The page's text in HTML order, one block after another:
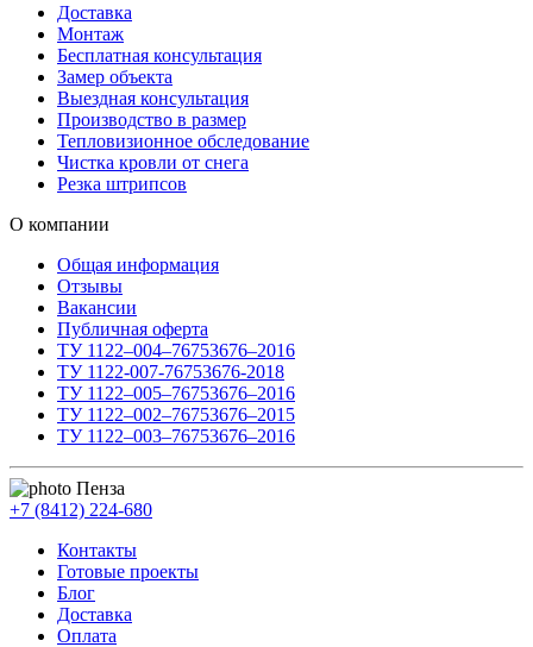
Доставка
Монтаж
Бесплатная консультация
Замер объекта
Выездная консультация
Производство в размер
Тепловизионное обследование
Чистка кровли от снега
Резка штрипсов
О компании
Общая информация
Отзывы
Вакансии
Публичная оферта
ТУ 1122–004–76753676–2016
ТУ 1122-007-76753676-2018
ТУ 1122–005–76753676–2016
ТУ 1122–002–76753676–2015
ТУ 1122–003–76753676–2016
Пенза
+7 (8412) 224-680
Контакты
Готовые проекты
Блог
Доставка
Оплата